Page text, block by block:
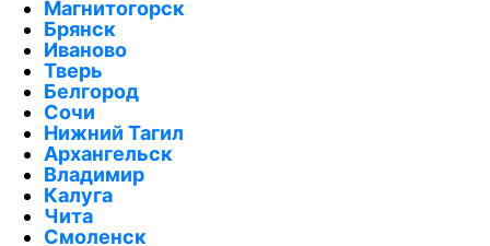
Магнитогорск
Брянск
Иваново
Тверь
Белгород
Сочи
Нижний Тагил
Архангельск
Владимир
Калуга
Чита
Смоленск